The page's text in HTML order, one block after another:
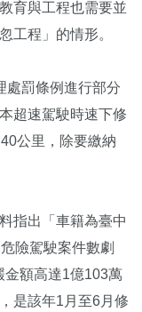
育與工程也需要並
工程」的情形。
處罰條例進行部分
超速駕駛時速下修
公里，除要繳納
指出「車籍為臺中
險駕駛案件數劇
金額高達1億103萬
是該年1月至6月修